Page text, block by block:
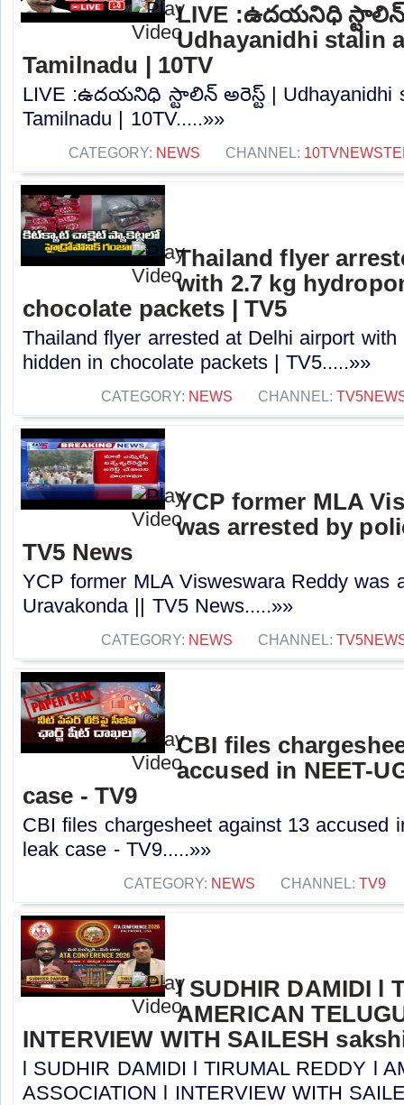
LIVE :ఉదయనిధి స్టాలిన్
Udhayanidhi stalin
Tamilnadu | 10TV
LIVE :ఉదయనిధి స్టాలిన్ అరెస్ట్ | Udhayanidhi
Tamilnadu | 10TV.....»»
CATEGORY: NEWS CHANNEL:
Thailand flyer
with 2.7 kg
chocolate packets | TV5
Thailand flyer arrested at Delhi airport
hidden in chocolate packets | TV5.....»»
CATEGORY: NEWS CHANNEL:
YCP former MLA
was arrested by
TV5 News
YCP former MLA Visweswara Reddy was
Uravakonda || TV5 News.....»»
CATEGORY: NEWS CHANNEL:
CBI files
accused in NEET-
case - TV9
CBI files chargesheet against 13 accused
leak case - TV9.....»»
CATEGORY: NEWS CHANNEL: TV9
l SUDHIR DAMIDI l
AMERICAN
INTERVIEW WITH SAILESH
l SUDHIR DAMIDI l TIRUMAL REDDY l
ASSOCIATION l INTERVIEW WITH